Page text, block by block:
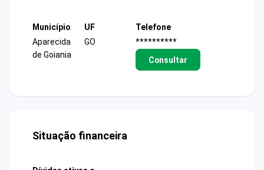
Município
Aparecida
de Goiania
UF
GO
Telefone
**********
Consultar
Situação financeira